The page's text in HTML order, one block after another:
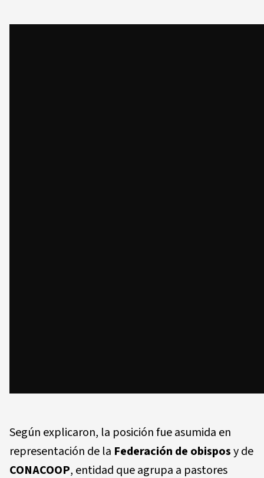
Según explicaron, la posición fue asumida en
representación de la Federación de obisposy de
CONACOOP, entidad que agrupa a pastores